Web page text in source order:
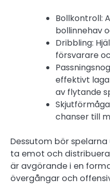
Bollkontroll:
bollinnehav
Dribbling:
försvarare
effektivt
av flytande
chanser till
Dessutom bör
ta emot och
är avgörande i en
övergångar och